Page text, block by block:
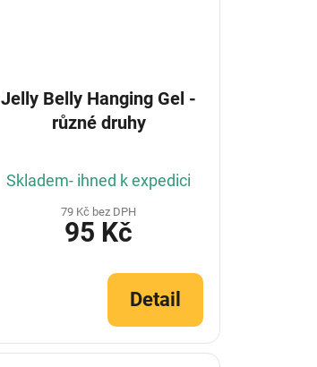
Jelly Belly Hanging Gel -
různé druhy
Skladem- ihned k expedici
79 Kč bez DPH
95 Kč
Detail